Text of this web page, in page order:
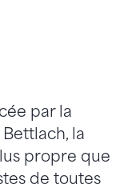
par la
la
propre que
de toutes